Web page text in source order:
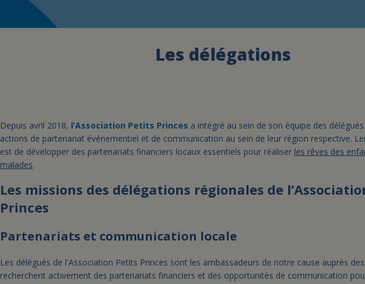
Les délégations
Depuis avril 2018, l’Association Petits Princes a intégré au sein de son équipe des
actions de partenariat événementiel et de communication au sein de leur région respective.
est de développer des partenariats financiers locaux essentiels pour réaliser les rêves des
malades.
Les missions des délégations régionales de
Princes
Partenariats et communication locale
Les délégués de l'Association Petits Princes sont les ambassadeurs de notre cause auprès
recherchent activement des partenariats financiers et des opportunités de communication